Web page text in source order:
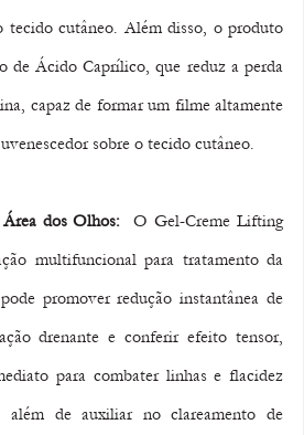
tecido cutâneo. Além disso, o produto
de Ácido Caprílico, que reduz a perda
capaz de formar um filme altamente
sobre o tecido cutâneo.
dos Olhos:
  O Gel-Creme Lifting
multifuncional para tratamento da
promover redução instantânea de
drenante e conferir efeito tensor,
para combater linhas e flacidez
além de auxiliar no clareamento de